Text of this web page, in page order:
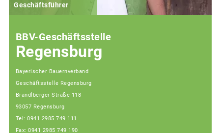
Geschäftsführer
BBV-Geschäftsstelle
Regensburg
Bayerischer Bauernverband
Geschäftsstelle Regensburg
Brandlberger Straße 118
93057 Regensburg
Tel: 0941 2985 749 111
Fax: 0941 2985 749 190